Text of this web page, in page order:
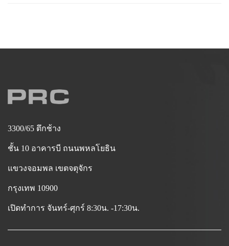
3300/65 ตึกช้าง
ชั้น 10 อาคารบี ถนนพหลโยธิน
แขวงจอมพล เขตจตุจักร
กรุงเทพ 10900
เปิดทำการ จันทร์-ศุกร์ 8:30น. -17:30น.